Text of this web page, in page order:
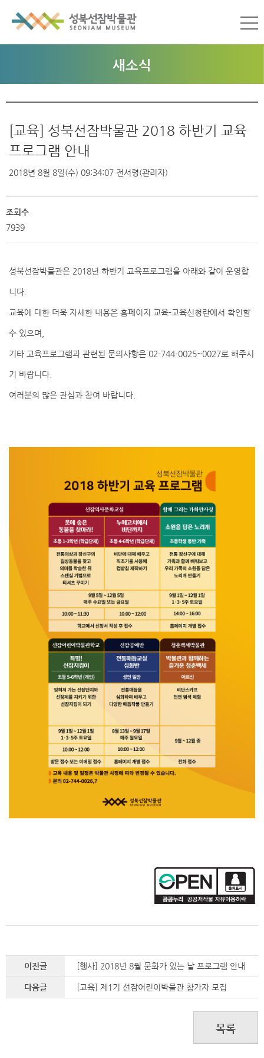
새소식
[교육] 성북선잠박물관 2018 하반기 교육
프로그램 안내
2018년 8월 8일(수) 09:34:07 전서령(관리자)
조회수
7939
성북선잠박물관은 2018년 하반기 교육프로그램을 아래와 같이 운영합
니다.
교육에 대한 더욱 자세한 내용은 홈페이지 교육-교육신청란에서 확인할
수 있으며,
기타 교육프로그램과 관련된 문의사항은 02-744-0025~0027로 해주시
기 바랍니다.
여러분의 많은 관심과 참여 바랍니다.
이전글 [행사] 2018년 8월 문화가 있는 날 프로그램 안내
다음글 [교육] 제1기 선잠어린이박물관 참가자 모집
목록